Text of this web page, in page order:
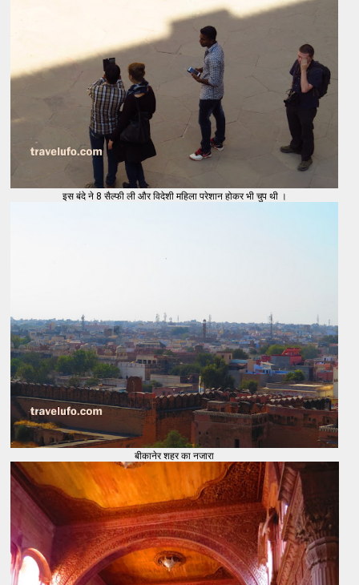
इस बंदे ने 8 सैल्फी ली और विदेशी महिला परेशान होकर भी चुप थी ।
बीकानेर शहर का नजारा